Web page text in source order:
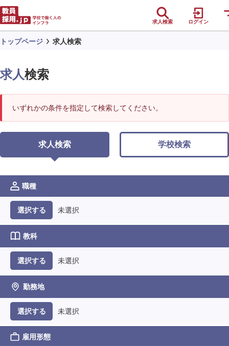
求人検索 ログイン
トップページ 求人検索
求人検索
いずれかの条件を指定して検索してください。
求人検索 学校検索
職種
選択する 未選択
教科
選択する 未選択
勤務地
選択する 未選択
雇用形態